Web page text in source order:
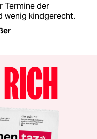
Termine der
wenig kindgerecht.